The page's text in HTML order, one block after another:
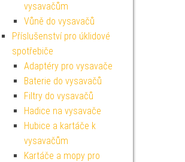
vysavačům
Vůně do vysavačů
Příslušenství pro úklidové
spotřebiče
Adaptéry pro vysavače
Baterie do vysavačů
Filtry do vysavačů
Hadice na vysavače
Hubice a kartáče k
vysavačům
Kartáče a mopy pro